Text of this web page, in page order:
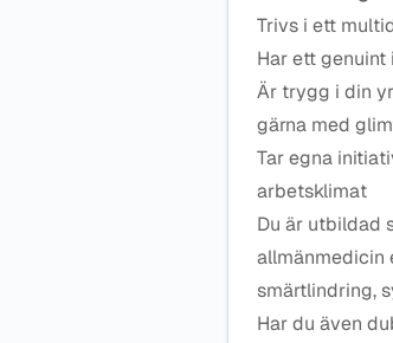
Trivs i ett
Har ett
Är trygg i din
gärna med
Tar egna
arbetsklimat
Du är utbildad
allmänmedicin
smärtlindring,
Har du även